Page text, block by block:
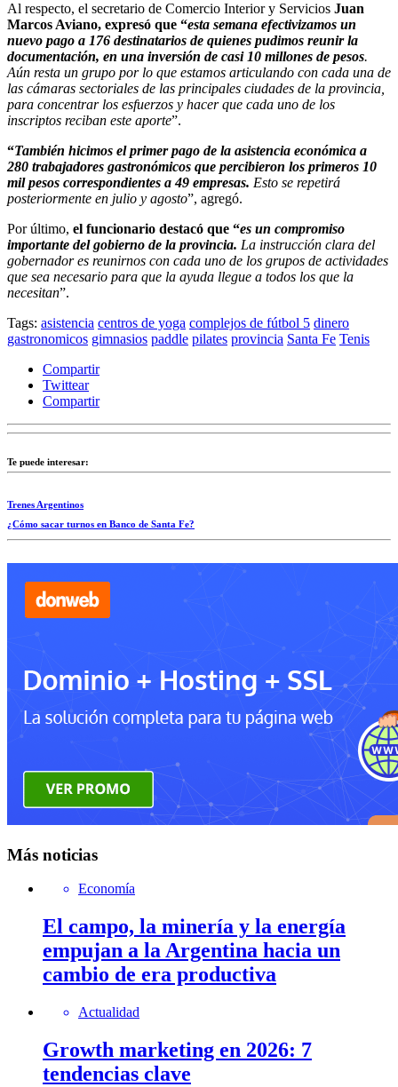
Al respecto, el secretario de Comercio Interior y Servicios Juan
Marcos Aviano, expresó que “esta semana efectivizamos un
nuevo pago a 176 destinatarios de quienes pudimos reunir la
documentación, en una inversión de casi 10 millones de pesos.
Aún resta un grupo por lo que estamos articulando con cada una de
las cámaras sectoriales de las principales ciudades de la provincia,
para concentrar los esfuerzos y hacer que cada uno de los
inscriptos reciban este aporte”.
“También hicimos el primer pago de la asistencia económica a
280 trabajadores gastronómicos que percibieron los primeros 10
mil pesos correspondientes a 49 empresas. Esto se repetirá
posteriormente en julio y agosto”, agregó.
Por último, el funcionario destacó que “es un compromiso
importante del gobierno de la provincia. La instrucción clara del
gobernador es reunirnos con cada uno de los grupos de actividades
que sea necesario para que la ayuda llegue a todos los que la
necesitan”.
Tags: asistencia centros de yoga complejos de fútbol 5 dinero
gastronomicos gimnasios paddle pilates provincia Santa Fe Tenis
Compartir
Twittear
Compartir
Te puede interesar:
Trenes Argentinos
¿Cómo sacar turnos en Banco de Santa Fe?
Más noticias
Economía
El campo, la minería y la energía
empujan a la Argentina hacia un
cambio de era productiva
Actualidad
Growth marketing en 2026: 7
tendencias clave